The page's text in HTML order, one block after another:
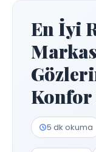
En İyi
Konfor
5 dk okuma